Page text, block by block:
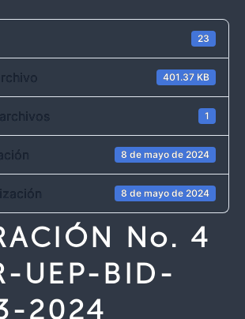
23
401.37 KB
1
8 de mayo de 2024
8 de mayo de 2024
No. 4
UEP-BID-
2024